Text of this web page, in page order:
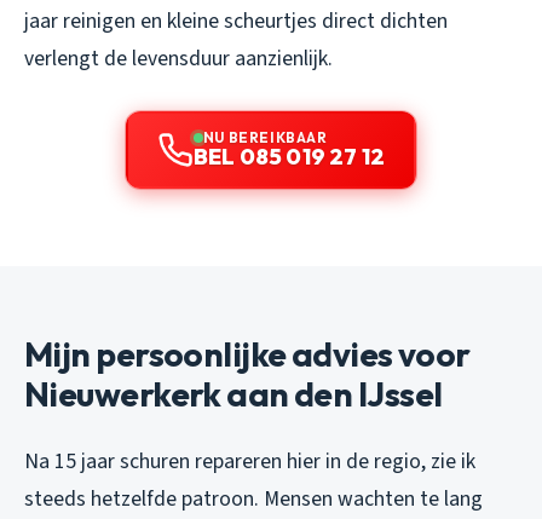
jaar reinigen en kleine scheurtjes direct dichten
verlengt de levensduur aanzienlijk.
NU BEREIKBAAR
BEL 085 019 27 12
Mijn persoonlijke advies voor
Nieuwerkerk aan den IJssel
Na 15 jaar schuren repareren hier in de regio, zie ik
steeds hetzelfde patroon. Mensen wachten te lang